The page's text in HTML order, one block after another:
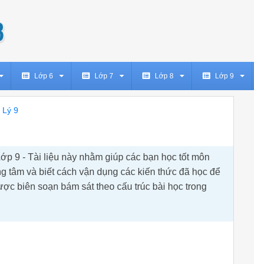
Lớp 6 Lớp 7 Lớp 8 Lớp 9
Lý 9
9 - Tài liệu này nhằm giúp các bạn học tốt môn
tâm và biết cách vận dụng các kiến thức đã học để
biên soạn bám sát theo cấu trúc bài học trong